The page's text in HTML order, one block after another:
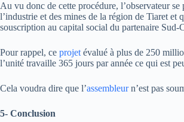
Au vu donc de cette procédure, l’observateur
l’industrie et des mines de la région de Tiaret
souscription au capital social du partenaire Sud-
Pour rappel, ce projet évalué à plus de 250
l’unité travaille 365 jours par année ce qui est
Cela voudra dire que l’assembleurn’est pas
5- Conclusion